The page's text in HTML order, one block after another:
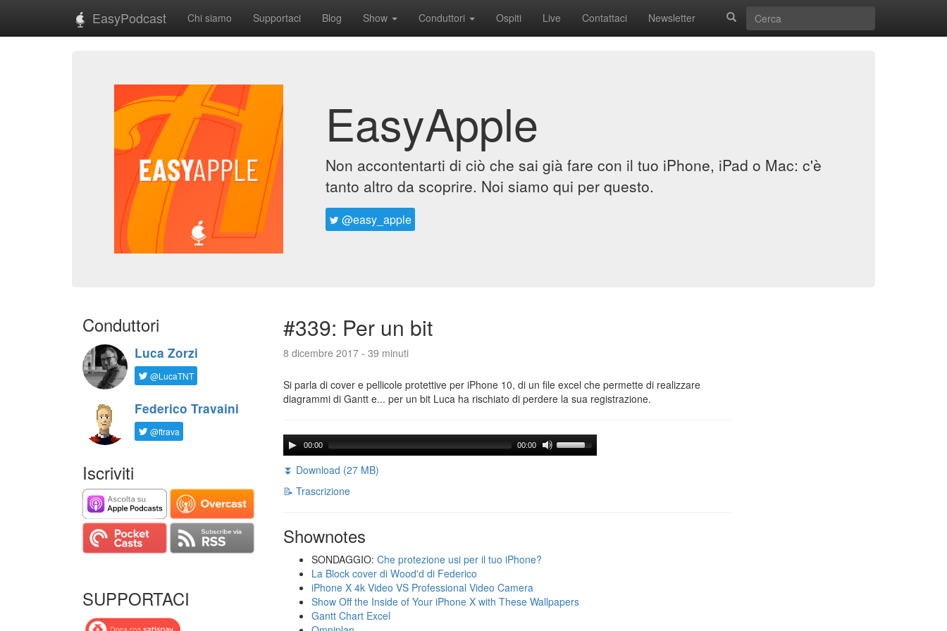
EasyPodcast Chi siamo Supportaci Blog Show Conduttori Ospiti Live Contattaci Newsletter
EasyApple
Non accontentarti di ciò che sai già fare con il tuo iPhone, iPad o Mac: c'è
tanto altro da scoprire. Noi siamo qui per questo.
@easy_apple
Conduttori
Luca Zorzi
@LucaTNT
Federico Travaini
@ftrava
Iscriviti
SUPPORTACI
#339: Per un bit
8 dicembre 2017 - 39 minuti
Si parla di cover e pellicole protettive per iPhone 10, di un file excel che permette di realizzare
diagrammi di Gantt e... per un bit Luca ha rischiato di perdere la sua registrazione.
00:00 00:00
⏬ Download (27 MB)
📝 Trascrizione
Shownotes
SONDAGGIO: Che protezione usi per il tuo iPhone?
La Block cover di Wood'd di Federico
iPhone X 4k Video VS Professional Video Camera
Show Off the Inside of Your iPhone X with These Wallpapers
Gantt Chart Excel